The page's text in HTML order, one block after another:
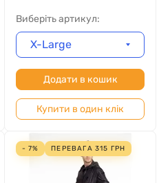
Виберіть артикул:
X-Large
Додати в кошик
Купити в один клік
- 7% ПЕРЕВАГА315 ГРН